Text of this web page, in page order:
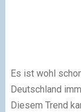
Es ist wohl
Deutschland
Diesem Trend